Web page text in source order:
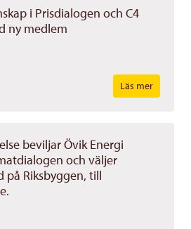
i Prisdialogen och C4
ny medlem
Läs mer
beviljar Övik Energi
och väljer
på Riksbyggen, till